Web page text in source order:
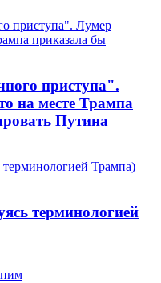
приступа".
на месте Трампа
Путина
терминологией